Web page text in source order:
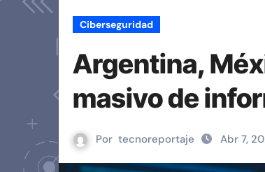
Ciberseguridad
Argentina,
masivo de
Por tecnoreportaje Abr 7,